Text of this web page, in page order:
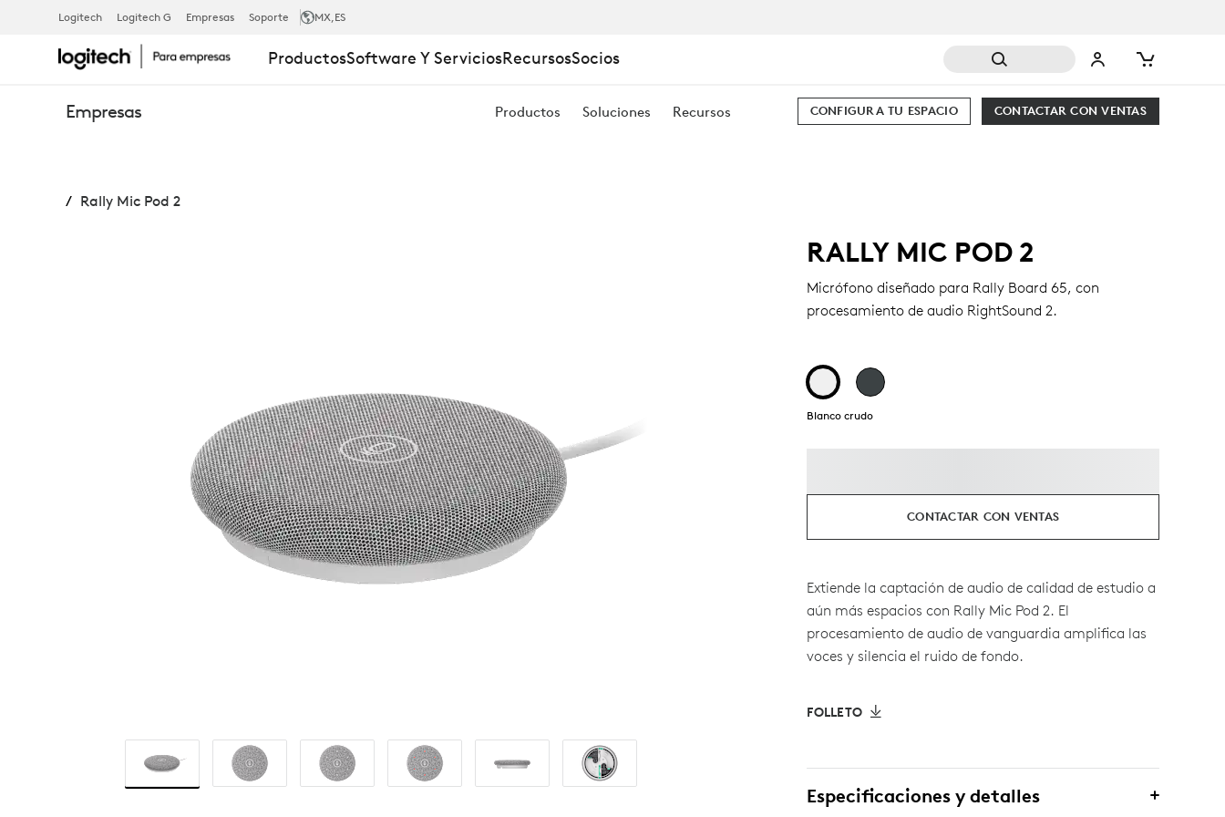
RALLY
MIC
POD
Logitech Logitech G Empresas Soporte MX,ES
ProductosSoftware Y ServiciosRecursosSocios
Empresas Productos Soluciones Recursos CONTACTAR CON VENTAS
CONFIGURA TU ESPACIO
Rally Mic Pod 2
RALLY MIC POD 2
Micrófono diseñado para Rally Board 65, con
procesamiento de audio RightSound 2.
Blanco crudo
CONTACTAR CON VENTAS
Extiende la captación de audio de calidad de estudio a
aún más espacios con Rally Mic Pod 2. El
procesamiento de audio de vanguardia amplifica las
voces y silencia el ruido de fondo.
FOLLETO
Especificaciones y detalles